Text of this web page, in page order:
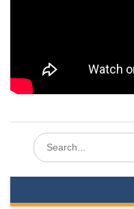
Search
for: